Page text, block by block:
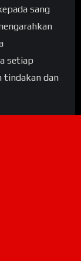
sang
setiap
tindakan dan